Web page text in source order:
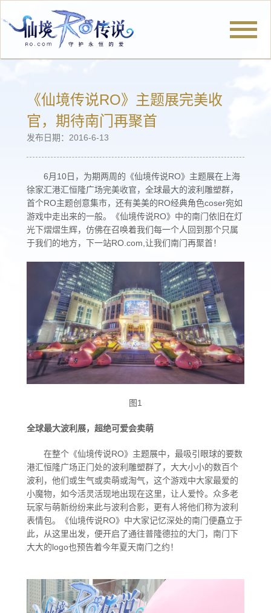
冒险旅程
厨神小当家
异世界归来的舅舅
古城之泪
海港的愿望
一拳超人
瓦尔哈拉
七王室之谜
仙境社区
玩家论坛
同人专区
《仙境传说RO》主题展完美收
官，期待南门再聚首
发布日期：2016-6-13
6月10日，为期两周的《仙境传说RO》主题展在上海
徐家汇港汇恒隆广场完美收官，全球最大的波利雕塑群，
首个RO主题创意集市，还有美美的RO经典角色coser宛如
游戏中走出来的一般。《仙境传说RO》中的南门依旧在灯
光下熠熠生辉，仿佛在召唤着我们每一个人回到那个只属
于我们的地方，下一站RO.com,让我们南门再聚首！
图1
全球最大波利展，超绝可爱会卖萌
在整个《仙境传说RO》主题展中，最吸引眼球的要数
港汇恒隆广场正门处的波利雕塑群了，大大小小的数百个
波利，他们或生气或卖萌或淘气，这个游戏中大家最爱的
小魔物，如今活灵活现地出现在这里，让人爱怜。众多老
玩家与萌新纷纷来此与波利合影，更有人将他们称为波利
表情包。《仙境传说RO》中大家记忆深处的南门便矗立于
此，从这里出发，便开启了通往普隆德拉的大门，南门下
大大的logo也预告着今年夏天南门之约！